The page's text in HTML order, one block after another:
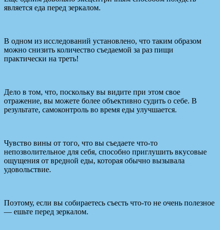
является еда перед зеркалом.
В одном из исследований установлено, что таким образом
можно снизить количество съедаемой за раз пищи
практически на треть!
Дело в том, что, поскольку вы видите при этом свое
отражение, вы можете более объективно судить о себе. В
результате, самоконтроль во время еды улучшается.
Чувство вины от того, что вы съедаете что-то
непозволительное для себя, способно приглушить вкусовые
ощущения от вредной еды, которая обычно вызывала
удовольствие.
Поэтому, если вы собираетесь съесть что-то не очень полезное
— ешьте перед зеркалом.